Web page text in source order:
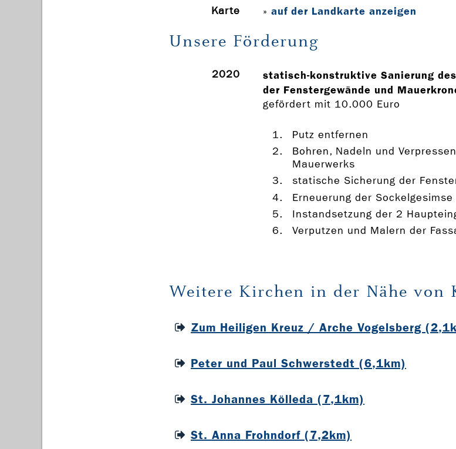
Karte
» auf der Landkarte anzeigen
Unsere Förderung
2020
statisch-konstruktive Sanierung
der Fenstergewände und
gefördert mit 10.000 Euro
Putz entfernen
Bohren, Nadeln und
Mauerwerks
statische Sicherung der
Erneuerung der Sockelgesimse
Instandsetzung der 2
Verputzen und Malern der
Weitere Kirchen in der Nähe von
Zum Heiligen Kreuz / Arche Vogelsberg
Peter und Paul Schwerstedt (6,1km)
St. Johannes Kölleda (7,1km)
St. Anna Frohndorf (7,2km)